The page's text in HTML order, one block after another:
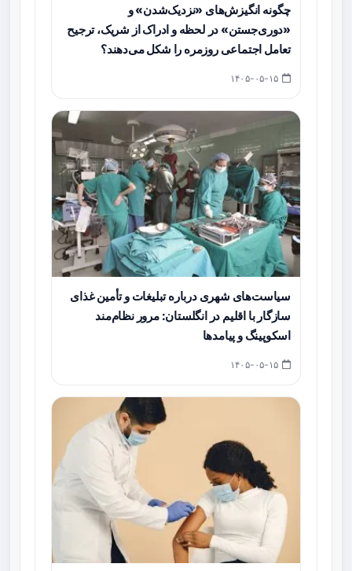
چگونه انگیزش‌های «نزدیک‌شدن» و
«دوری‌جستن» در لحظه و ادراک از شریک، ترجیح
تعامل اجتماعی روزمره را شکل می‌دهند؟
سیاست‌های شهری درباره تبلیغات و تأمین غذای
سازگار با اقلیم در انگلستان: مرور نظام‌مند
اسکوپینگ و پیامدها